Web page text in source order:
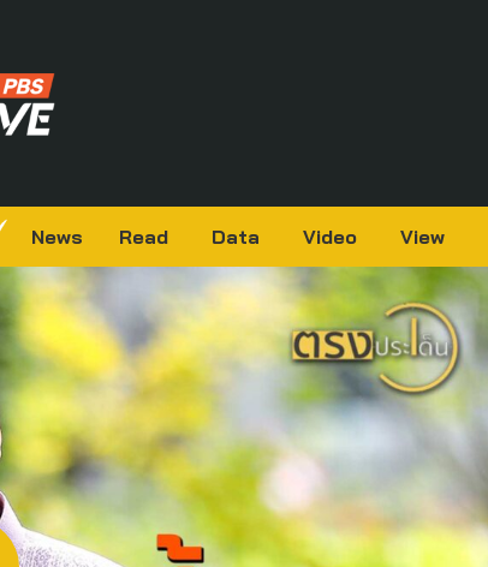
News Read Data Video View